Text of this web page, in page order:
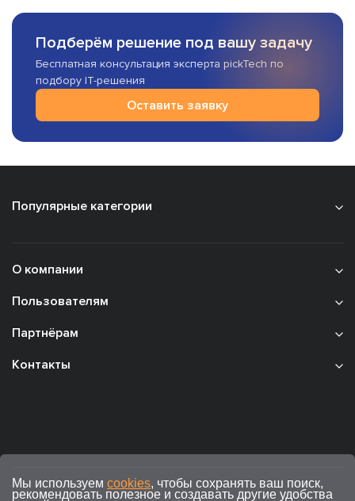
Подберём решение под вашу задачу
Бесплатная консультация эксперта pickTech по
подбору IT-решения
Оставить заявку
Популярные категории
О компании
Пользователям
Партнёрам
Контакты
Мы используем cookies, чтобы сохранять ваш поиск,
рекомендовать полезное и создавать другие удобства